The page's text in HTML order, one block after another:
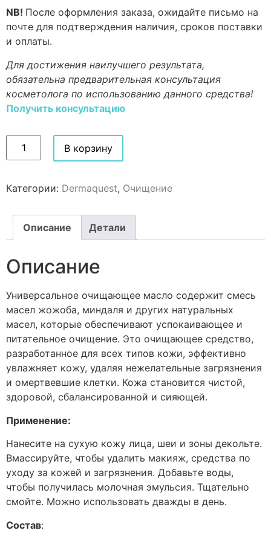
NB! После оформления заказа, ожидайте письмо на
почте для подтверждения наличия, сроков поставки
и оплаты.
Для достижения наилучшего результата,
обязательна предварительная консультация
косметолога по использованию данного средства!
Получить консультацию
В корзину
Категории: Dermaquest, Очищение
Описание Детали
Описание
Универсальное очищающее масло содержит смесь
масел жожоба, миндаля и других натуральных
масел, которые обеспечивают успокаивающее и
питательное очищение. Это очищающее средство,
разработанное для всех типов кожи, эффективно
увлажняет кожу, удаляя нежелательные загрязнения
и омертвевшие клетки. Кожа становится чистой,
здоровой, сбалансированной и сияющей.
Применение:
Нанесите на сухую кожу лица, шеи и зоны декольте.
Вмассируйте, чтобы удалить макияж, средства по
уходу за кожей и загрязнения. Добавьте воды,
чтобы получилась молочная эмульсия. Тщательно
смойте. Можно использовать дважды в день.
Состав: